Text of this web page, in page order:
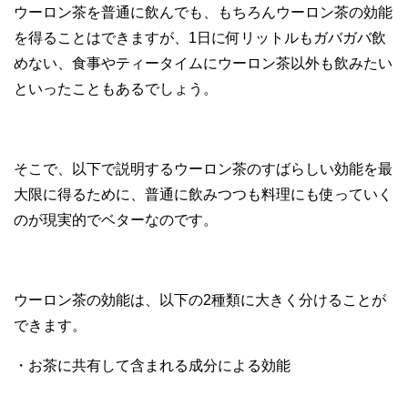
ウーロン茶を普通に飲んでも、もちろんウーロン茶の効能
を得ることはできますが、1日に何リットルもガバガバ飲
めない、食事やティータイムにウーロン茶以外も飲みたい
といったこともあるでしょう。
そこで、以下で説明するウーロン茶のすばらしい効能を最
大限に得るために、普通に飲みつつも料理にも使っていく
のが現実的でベターなのです。
ウーロン茶の効能は、以下の2種類に大きく分けることが
できます。
・お茶に共有して含まれる成分による効能